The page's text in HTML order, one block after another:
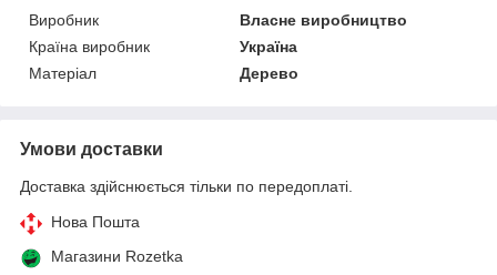
Виробник
Власне виробництво
Країна виробник
Україна
Матеріал
Дерево
Умови доставки
Доставка здійснюється тільки по передоплаті.
Нова Пошта
Магазини Rozetka